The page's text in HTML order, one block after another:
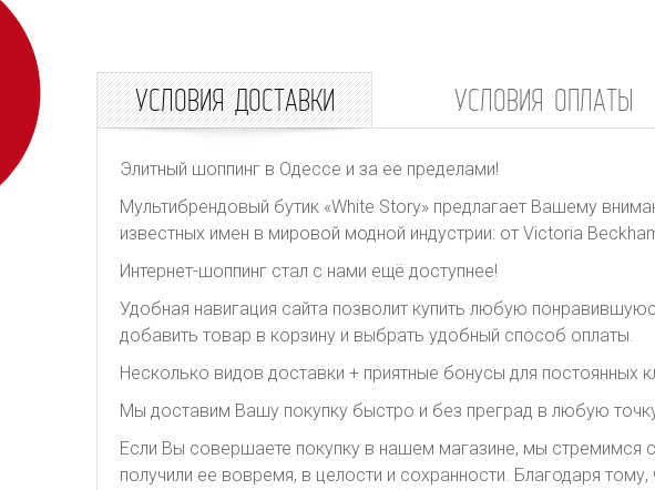
УСЛОВИЯ ДОСТАВКИ УСЛОВИЯ ОПЛАТЫ
Элитный шоппинг в Одессе и за ее пределами!
Мультибрендовый бутик «White Story» предлагает Вашему
известных имен в мировой модной индустрии: от Victoria
Интернет-шоппинг стал с нами ещё доступнее!
Удобная навигация сайта позволит купить любую
добавить товар в корзину и выбрать удобный способ оплаты.
Несколько видов доставки + приятные бонусы для постоянных
Мы доставим Вашу покупку быстро и без преград в любую
Если Вы совершаете покупку в нашем магазине, мы стремимся
получили ее вовремя, в целости и сохранности. Благодаря